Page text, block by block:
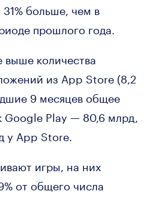
больше, чем в
прошлого года.
количества
из App Store (8,2
9 месяцев общее
Google Play — 80,6 млрд,
у App Store.
игры, на них
от общего числа